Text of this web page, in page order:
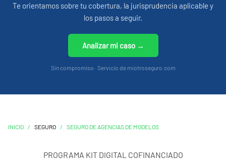
Te orientamos sobre tu cobertura, la jurisprudencia aplicable y
los pasos a seguir.
Analizar mi caso →
Sin compromiso · Servicio de miotroseguro.com
INICIO / SEGURO / SEGURO DE AGENCIAS DE MODELOS
PROGRAMA KIT DIGITAL COFINANCIADO